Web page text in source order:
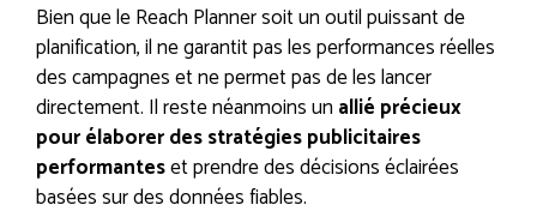
Bien que le Reach Planner soit un outil puissant de
planification, il ne garantit pas les performances réelles
des campagnes et ne permet pas de les lancer
directement. Il reste néanmoins un allié précieux
pour élaborer des stratégies publicitaires
performanteset prendre des décisions éclairées
basées sur des données fiables.